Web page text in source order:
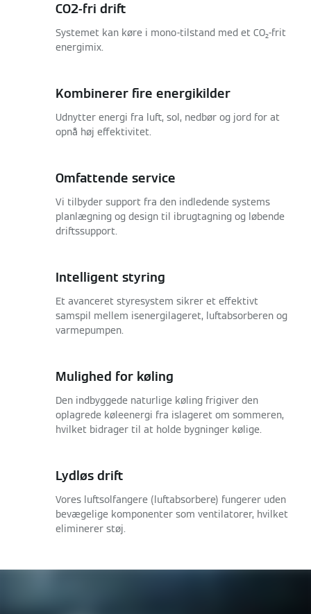
CO2-fri drift
Systemet kan køre i mono-tilstand med et CO₂-frit
energimix.
Kombinerer fire energikilder
Udnytter energi fra luft, sol, nedbør og jord for at
opnå høj effektivitet.
Omfattende service
Vi tilbyder support fra den indledende systems
planlægning og design til ibrugtagning og løbende
driftssupport.
Intelligent styring
Et avanceret styresystem sikrer et effektivt
samspil mellem isenergilageret, luftabsorberen og
varmepumpen.
Mulighed for køling
Den indbyggede naturlige køling frigiver den
oplagrede køleenergi fra islageret om sommeren,
hvilket bidrager til at holde bygninger kølige.
Lydløs drift
Vores luftsolfangere (luftabsorbere) fungerer uden
bevægelige komponenter som ventilatorer, hvilket
eliminerer støj.